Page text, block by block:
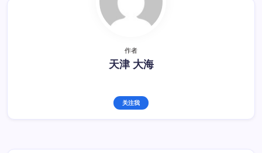
作者
天津 大海
关注我